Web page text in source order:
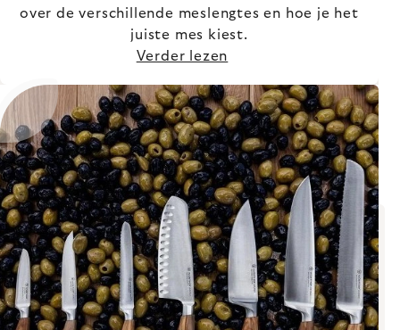
over de verschillende meslengtes en hoe je het
juiste mes kiest.
Verder lezen